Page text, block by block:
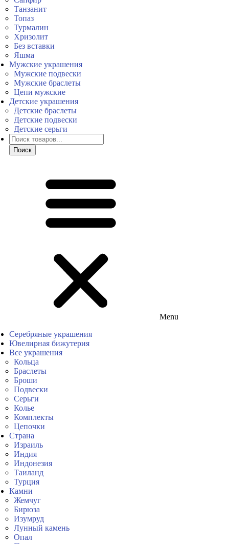
Танзанит
Топаз
Турмалин
Хризолит
Без вставки
Яшма
Мужские украшения
Мужские подвески
Мужские браслеты
Цепи мужские
Детские украшения
Детские браслеты
Детские подвески
Детские серьги
Поиск
товаров
Поиск
Menu
Серебряные украшения
Ювелирная бижутерия
Все украшения
Кольца
Браслеты
Броши
Подвески
Серьги
Колье
Комплекты
Цепочки
Страна
Израиль
Индия
Индонезия
Таиланд
Турция
Камни
Жемчуг
Бирюза
Изумруд
Лунный камень
Опал